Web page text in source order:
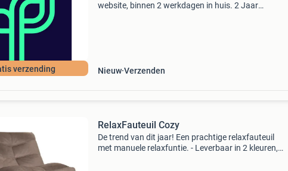
verzending
website, binnen 2 werkdagen in huis. 2 Jaar
Nieuw Verzenden
RelaxFauteuil Cozy
De trend van dit jaar! Een prachtige relaxfauteuil
met manuele relaxfuntie. - Leverbaar in 2 kleuren,